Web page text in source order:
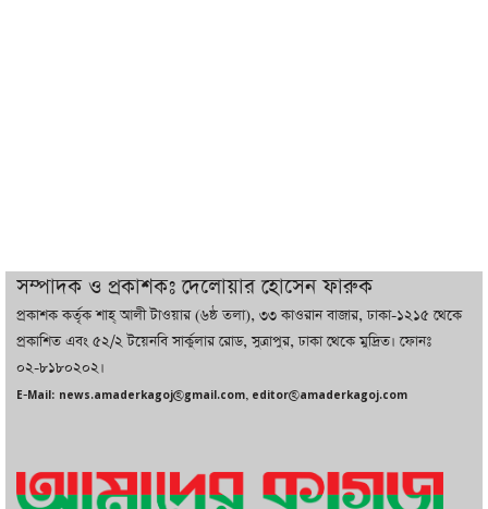
দুবাইয়ে বেনজীরের জামিন বাতিল করতে ল
ফার্ম নিয়োগ করেছে সরকার
করা হবে : পররাষ্ট্র প্রতিমন্ত্রী
সম্পাদক ও প্রকাশকঃ দেলোয়ার হোসেন ফারুক
প্রকাশক কর্তৃক শাহ্ আলী টাওয়ার (৬ষ্ঠ তলা), ৩৩ কাওরান বাজার, ঢাকা-১২১৫ থেকে
প্রকাশিত এবং ৫২/২ টয়েনবি সার্কুলার রোড, সুত্রাপুর, ঢাকা থেকে মুদ্রিত। ফোনঃ
০২-৮১৮০২০২।
E-Mail: news.amaderkagoj@gmail.com, editor@amaderkagoj.com